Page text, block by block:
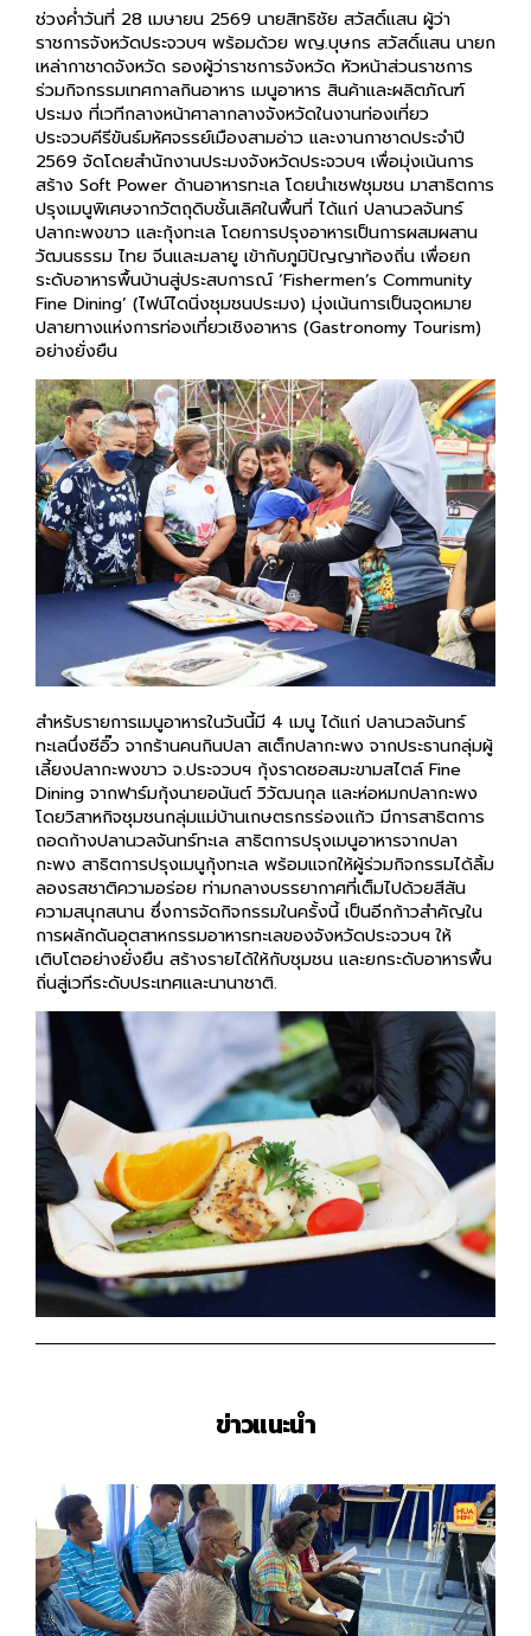
ช่วงค่ำวันที่ 28 เมษายน 2569 นายสิทธิชัย สวัสดิ์แสน ผู้ว่า
ราชการจังหวัดประจวบฯ พร้อมด้วย พญ.บุษกร สวัสดิ์แสน นายก
เหล่ากาชาดจังหวัด รองผู้ว่าราชการจังหวัด หัวหน้าส่วนราชการ
ร่วมกิจกรรมเทศกาลกินอาหาร เมนูอาหาร สินค้าและผลิตภัณฑ์
ประมง ที่เวทีกลางหน้าศาลากลางจังหวัดในงานท่องเที่ยว
ประจวบคีรีขันธ์มหัศจรรย์เมืองสามอ่าว และงานกาชาดประจำปี
2569 จัดโดยสำนักงานประมงจังหวัดประจวบฯ เพื่อมุ่งเน้นการ
สร้าง Soft Power ด้านอาหารทะเล โดยนำเชฟชุมชน มาสาธิตการ
ปรุงเมนูพิเศษจากวัตถุดิบชั้นเลิศในพื้นที่ ได้แก่ ปลานวลจันทร์
ปลากะพงขาว และกุ้งทะเล โดยการปรุงอาหารเป็นการผสมผสาน
วัฒนธรรม ไทย จีนและมลายู เข้ากับภูมิปัญญาท้องถิ่น เพื่อยก
ระดับอาหารพื้นบ้านสู่ประสบการณ์ ‘Fishermen’s Community
Fine Dining’ (ไฟน์ไดนิ่งชุมชนประมง) มุ่งเน้นการเป็นจุดหมาย
ปลายทางแห่งการท่องเที่ยวเชิงอาหาร (Gastronomy Tourism)
อย่างยั่งยืน
สำหรับรายการเมนูอาหารในวันนี้มี 4 เมนู ได้แก่ ปลานวลจันทร์
ทะเลนึ่งซีอิ๊ว จากร้านคนกินปลา สเต็กปลากะพง จากประธานกลุ่มผู้
เลี้ยงปลากะพงขาว จ.ประจวบฯ กุ้งราดซอสมะขามสไตล์ Fine
Dining จากฟาร์มกุ้งนายอนันต์ วิวัฒนกุล และห่อหมกปลากะพง
โดยวิสาหกิจชุมชนกลุ่มแม่บ้านเกษตรกรร่องแก้ว มีการสาธิตการ
ถอดก้างปลานวลจันทร์ทะเล สาธิตการปรุงเมนูอาหารจากปลา
กะพง สาธิตการปรุงเมนูกุ้งทะเล พร้อมแจกให้ผู้ร่วมกิจกรรมได้ลิ้ม
ลองรสชาติความอร่อย ท่ามกลางบรรยากาศที่เต็มไปด้วยสีสัน
ความสนุกสนาน ซึ่งการจัดกิจกรรมในครั้งนี้ เป็นอีกก้าวสำคัญใน
การผลักดันอุตสาหกรรมอาหารทะเลของจังหวัดประจวบฯ ให้
เติบโตอย่างยั่งยืน สร้างรายได้ให้กับชุมชน และยกระดับอาหารพื้น
ถิ่นสู่เวทีระดับประเทศและนานาชาติ.
ข่าวแนะนำ